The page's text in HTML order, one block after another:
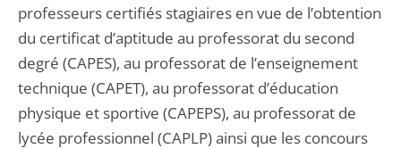
professeurs certifiés stagiaires en vue de l’obtention
du certificat d’aptitude au professorat du second
degré (CAPES), au professorat de l’enseignement
technique (CAPET), au professorat d’éducation
physique et sportive (CAPEPS), au professorat de
lycée professionnel (CAPLP) ainsi que les concours